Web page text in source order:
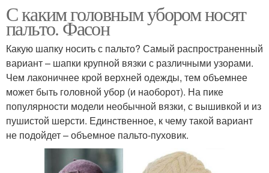
С каким головным убором носят
пальто. Фасон
Какую шапку носить с пальто? Самый распространенный
вариант – шапки крупной вязки с различными узорами.
Чем лаконичнее крой верхней одежды, тем объемнее
может быть головной убор (и наоборот). На пике
популярности модели необычной вязки, с вышивкой и из
пушистой шерсти. Единственное, к чему такой вариант
не подойдет – объемное пальто-пуховик.